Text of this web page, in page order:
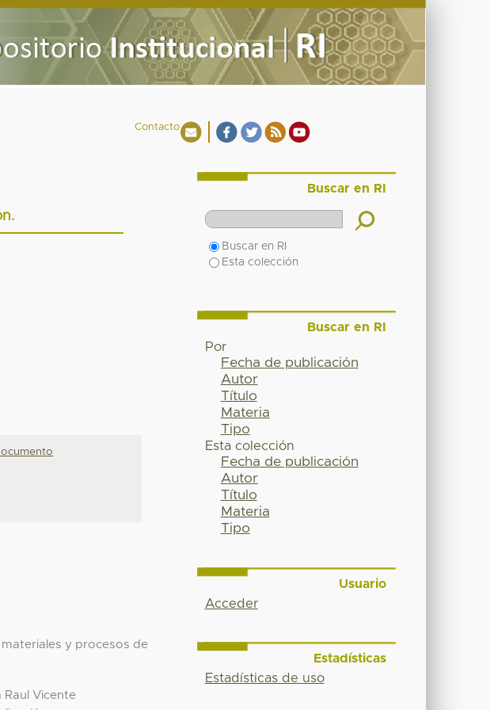
Contacto
materiales y procesos de
Raul Vicente
Buscar en RI
Buscar en RI
Esta colección
Buscar en RI
Por
Fecha de publicación
Autor
Título
Materia
Tipo
Esta colección
Fecha de publicación
Autor
Título
Materia
Tipo
Usuario
Acceder
Estadísticas
Estadísticas de uso